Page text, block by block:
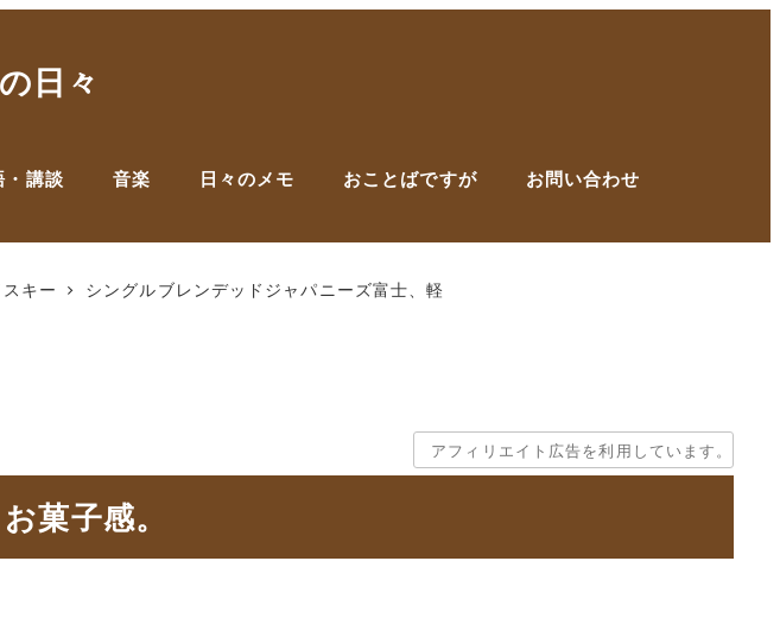
日々
・講談 音楽 日々のメモ おことばですが お問い合わせ
キー
シングルブレンデッドジャパニーズ富士、軽
アフィリエイト広告を利用しています。
菓子感。